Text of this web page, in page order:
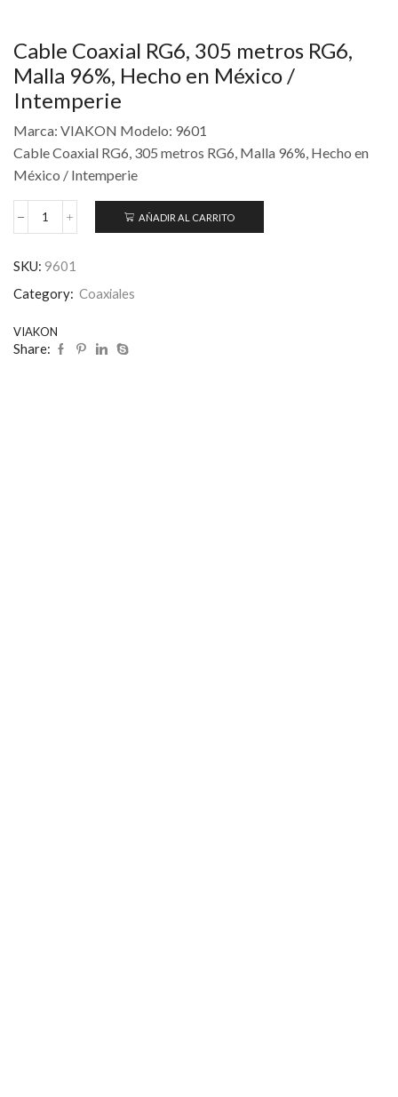
Cable Coaxial RG6, 305 metros RG6,
Malla 96%, Hecho en México /
Intemperie
Marca: VIAKON Modelo: 9601
Cable Coaxial RG6, 305 metros RG6, Malla 96%, Hecho en
México / Intemperie
AÑADIR AL CARRITO
SKU: 9601
Category: Coaxiales
VIAKON
Share: